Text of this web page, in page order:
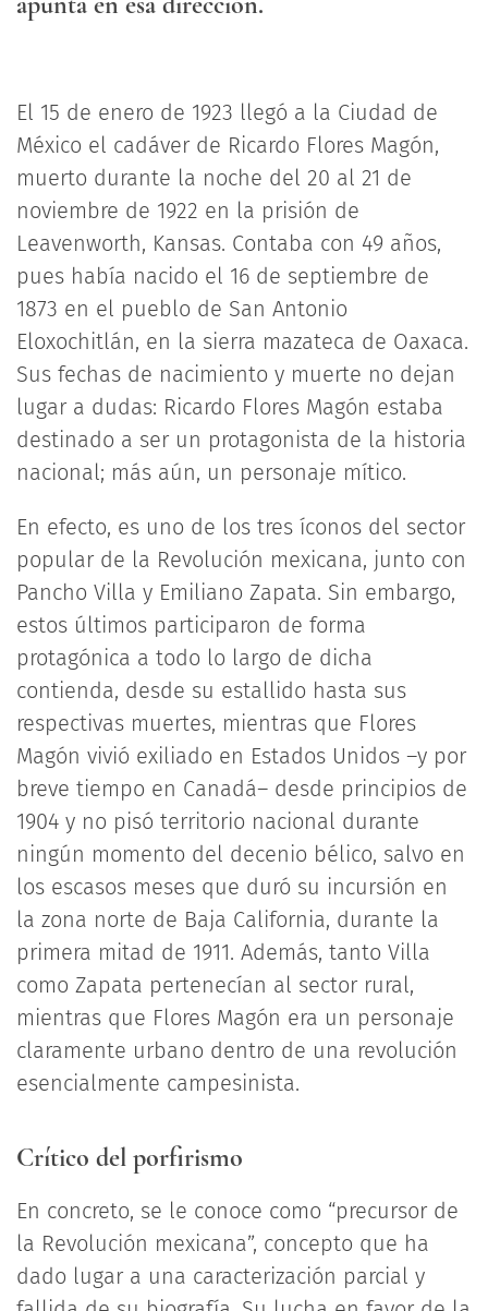
El 15 de enero de 1923 llegó a la Ciudad de
México el cadáver de Ricardo Flores Magón,
muerto durante la noche del 20 al 21 de
noviembre de 1922 en la prisión de
Leavenworth, Kansas. Contaba con 49 años,
pues había nacido el 16 de septiembre de
1873 en el pueblo de San Antonio
Eloxochitlán, en la sierra mazateca de Oaxaca.
Sus fechas de nacimiento y muerte no dejan
lugar a dudas: Ricardo Flores Magón estaba
destinado a ser un protagonista de la historia
nacional; más aún, un personaje mítico.
En efecto, es uno de los tres íconos del sector
popular de la Revolución mexicana, junto con
Pancho Villa y Emiliano Zapata. Sin embargo,
estos últimos participaron de forma
protagónica a todo lo largo de dicha
contienda, desde su estallido hasta sus
respectivas muertes, mientras que Flores
Magón vivió exiliado en Estados Unidos –y por
breve tiempo en Canadá– desde principios de
1904 y no pisó territorio nacional durante
ningún momento del decenio bélico, salvo en
los escasos meses que duró su incursión en
la zona norte de Baja California, durante la
primera mitad de 1911. Además, tanto Villa
como Zapata pertenecían al sector rural,
mientras que Flores Magón era un personaje
claramente urbano dentro de una revolución
esencialmente campesinista.
Crítico del porfirismo
En concreto, se le conoce como “precursor de
la Revolución mexicana”, concepto que ha
dado lugar a una caracterización parcial y